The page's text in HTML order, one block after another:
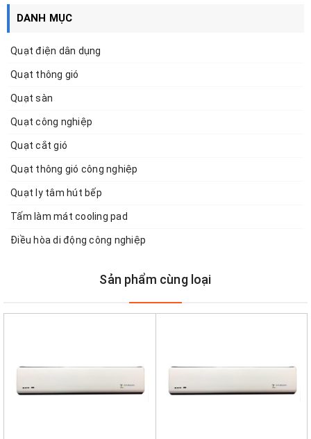
DANH MỤC
Quạt điện dân dụng
Quạt thông gió
Quạt sàn
Quạt công nghiệp
Quạt cắt gió
Quạt thông gió công nghiệp
Quạt ly tâm hút bếp
Tấm làm mát cooling pad
Điều hòa di động công nghiệp
Sản phẩm cùng loại